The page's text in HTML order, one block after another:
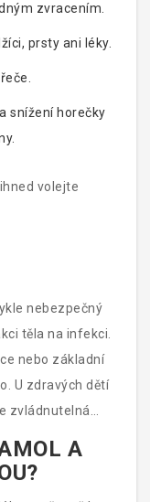
zvracením.
prsty ani léky.
snížení horečky
volejte
nebezpečný
těla na infekci.
nebo základní
U zdravých dětí
zvládnutelná
A